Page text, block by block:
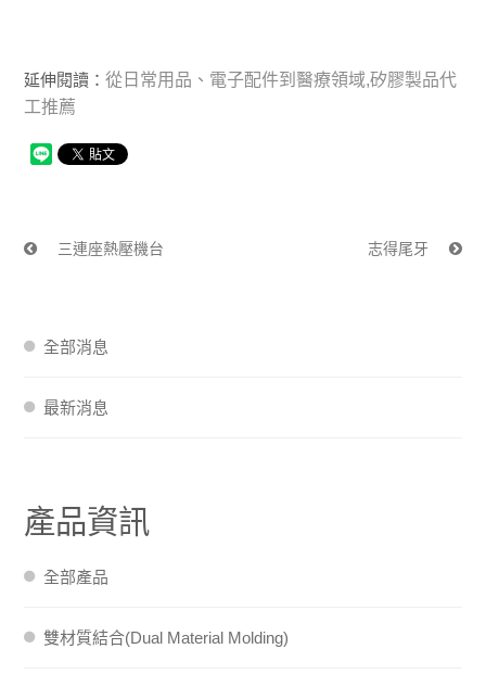
延伸閱讀：從日常用品、電子配件到醫療領域,矽膠製品代
工推薦
三連座熱壓機台 志得尾牙
全部消息
最新消息
產品資訊
全部產品
雙材質結合(Dual Material Molding)